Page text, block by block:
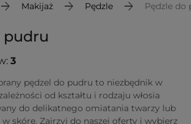
Makijaż Pędzle Pędzle do
pudru
3
pędzel do pudru to niezbędnik w
od kształtu i rodzaju włosia
do delikatnego omiatania twarzy lub
skórę. Zajrzyj do naszej oferty i wybierz